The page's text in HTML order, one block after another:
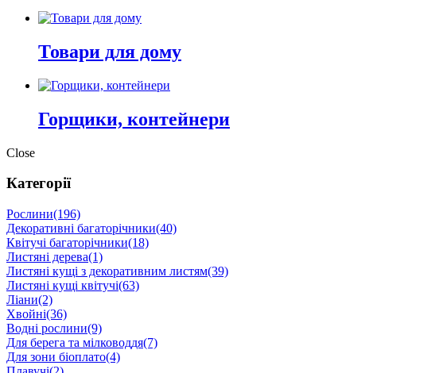
Товари для дому
Горщики, контейнери
Close
Категорії
Рослини(196)
Декоративні багаторічники(40)
Квітучі багаторічники(18)
Листяні дерева(1)
Листяні кущі з декоративним листям(39)
Листяні кущі квітучі(63)
Ліани(2)
Хвойні(36)
Водні рослини(9)
Для берега та мілководдя(7)
Для зони біоплато(4)